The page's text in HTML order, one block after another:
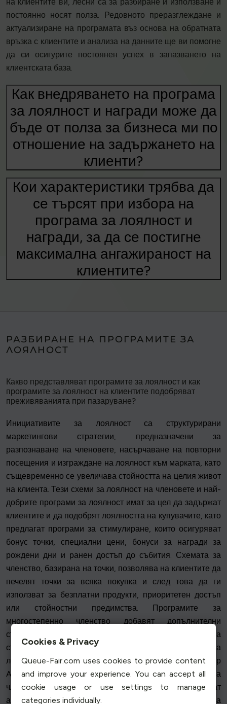
на клиентите ви, лесни са за разбиране и използване и
постоянно носят полза. Редовното преразглеждане и
актуализиране на програмата въз основа на обратната
връзка с клиентите и анализа на данните ще ви помогне
да си осигурите постоянен успех в запазването на
клиентската база.
Как внедряването на програма
за лоялност и награди може да
бъде от полза за бизнеса ми по
отношение на задържането на
клиенти?
Кои характеристики трябва да
се търсят при избора на
програма за лоялност и
награди, за да се постигне
максимална ангажираност на
клиентите?
РАЗБИРАНЕ НА ПРОГРАМИТЕ ЗА
ЛОЯЛНОСТ
Какво представляват програмите за лоялност и как
програмите за лоялност на клиентите подобряват
преживяванията при пазаруване?
Инициативите за лоялност са структурирани
маркетингови стратегии, предназначени за
разпознаване на членовете, насърчаване на повторни
посещения и изграждане на лоялност към марката, като
същевременно се увеличава стойността на целия живот
на клиента. Тези схеми за лоялност на членовете и най-
добрите програми за лоялност имат за цел да задържат
клиентите и да подобрят лоялността на купувачите, като
предлагат програми за стимулиране, които осигуряват
бонус точки, специални цени, бонуси за награди за
рождени дни и ранен достъп до събития. Схемата за
членство, базирана на точки, позволява на клиентите да
печелят точки за всяка покупка и след това да ги
използват за безплатни продукти, приоритетен достъп
или стойностни предимства. Програмите за
многостепенно членство добавят допълнителни
стимули, като предоставят все по-значими бонуси на
стимулираните участници, а абонаментните модели за
лоялност и други платени програми, като например
Amazon Prime, създават условия за силно задържане на
членовете и бъдещи покупки, като начисляват
абонаментна такса за премиум ползи. Програмите за
Cookies & Privacy
Queue-Fair.com uses cookies to provide content
and improve your experience. You can accept all
cookie usage or use settings to manage
categories individually.